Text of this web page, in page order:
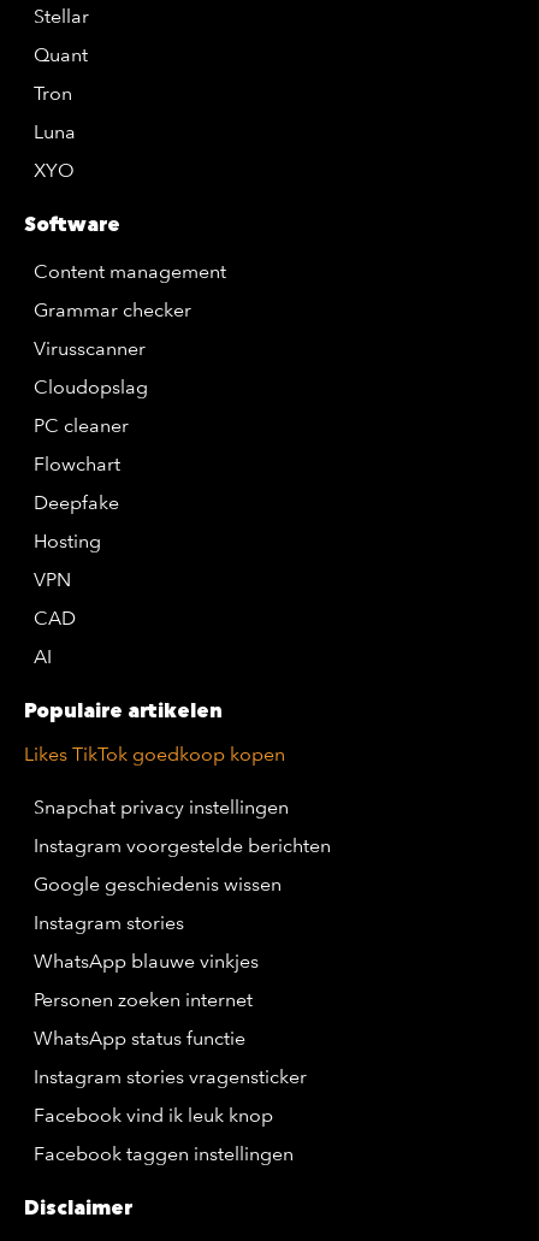
Stellar
Quant
Tron
Luna
XYO
Software
Content management
Grammar checker
Virusscanner
Cloudopslag
PC cleaner
Flowchart
Deepfake
Hosting
VPN
CAD
AI
Populaire artikelen
Likes TikTok goedkoop kopen
Snapchat privacy instellingen
Instagram voorgestelde berichten
Google geschiedenis wissen
Instagram stories
WhatsApp blauwe vinkjes
Personen zoeken internet
WhatsApp status functie
Instagram stories vragensticker
Facebook vind ik leuk knop
Facebook taggen instellingen
Disclaimer